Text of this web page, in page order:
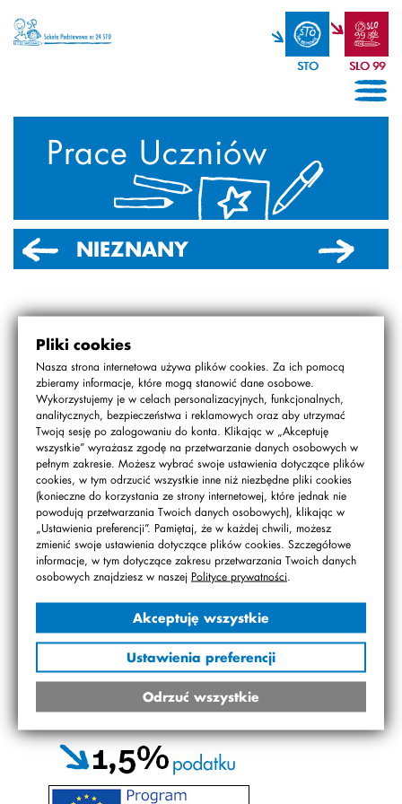
Pliki cookies
Nasza strona internetowa używa plików cookies. Za ich pomocą
zbieramy informacje, które mogą stanowić dane osobowe.
Wykorzystujemy je w celach personalizacyjnych, funkcjonalnych,
analitycznych, bezpieczeństwa i reklamowych oraz aby utrzymać
Twoją sesję po zalogowaniu do konta. Klikając w „Akceptuję
wszystkie” wyrażasz zgodę na przetwarzanie danych osobowych w
pełnym zakresie. Możesz wybrać swoje ustawienia dotyczące plików
cookies, w tym odrzucić wszystkie inne niż niezbędne pliki cookies
(konieczne do korzystania ze strony internetowej, które jednak nie
powodują przetwarzania Twoich danych osobowych), klikając w
„Ustawienia preferencji”. Pamiętaj, że w każdej chwili, możesz
zmienić swoje ustawienia dotyczące plików cookies. Szczegółowe
informacje, w tym dotyczące zakresu przetwarzania Twoich danych
osobowych znajdziesz w naszej Polityce prywatności
Akceptuję wszystkie
Ustawienia preferencji
Odrzuć wszystkie
STO SLO 99
Prace Uczniów
NIEZNANY 2016/2017
NIEZNANY
PREZENTACJE
PRACE PLASTYCZNE
TEKST
Brak dostępnych materiałów w kategorii prezentacje.
Przejrzyj pozostałe kategorie w tym dziale.